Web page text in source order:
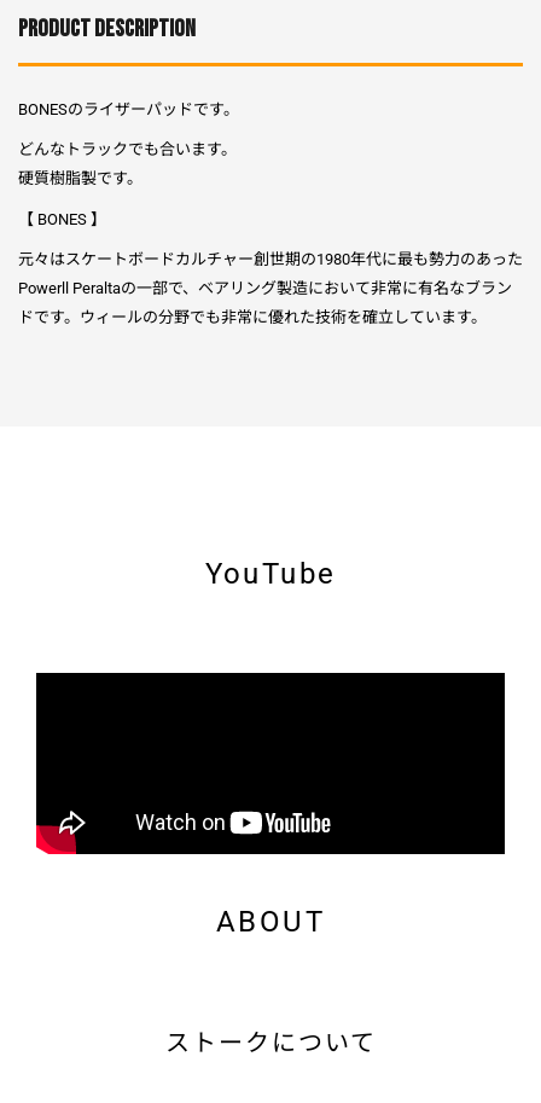
PRODUCT DESCRIPTION
BONESのライザーパッドです。
どんなトラックでも合います。
硬質樹脂製です。
【 BONES 】
元々はスケートボードカルチャー創世期の1980年代に最も勢力のあった
Powerll Peraltaの一部で、ベアリング製造において非常に有名なブラン
ドです。ウィールの分野でも非常に優れた技術を確立しています。
YouTube
ABOUT
ストークについて